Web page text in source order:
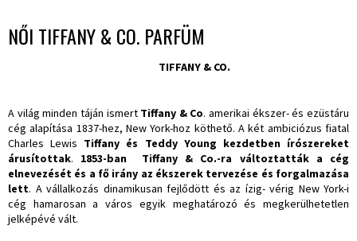
NŐI TIFFANY & CO. PARFÜM
TIFFANY & CO.
A világ minden táján ismertTiffany & Co. amerikai ékszer- és ezüstáru
cég alapítása 1837-hez, New York-hoz köthető. A két ambiciózus fiatal
Charles Lewis Tiffany és Teddy Young kezdetben írószereket
árusítottak. 1853-ban Tiffany & Co.-ra változtatták a cég
elnevezését és a fő irány az ékszerek tervezése és forgalmazása
lett. A vállalkozás dinamikusan fejlődött és az ízig- vérig New York-i
cég hamarosan a város egyik meghatározó és megkerülhetetlen
jelképévé vált.